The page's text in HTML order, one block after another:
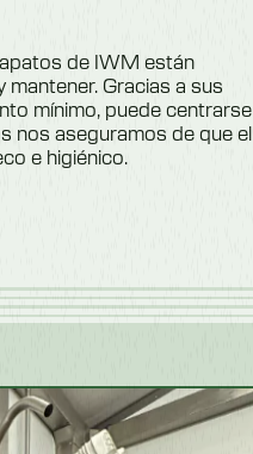
de IWM están
Gracias a sus
mínimo, puede centrarse
nos aseguramos de que el
e higiénico.